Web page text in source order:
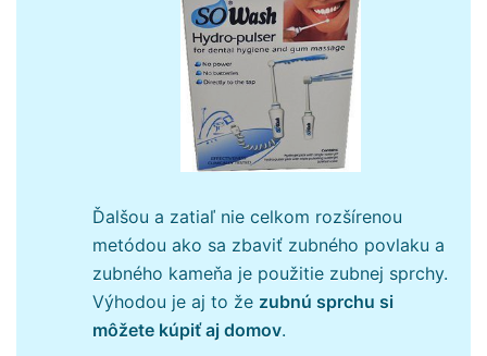
Ďalšou a zatiaľ nie celkom rozšírenou
metódou ako sa zbaviť zubného povlaku a
zubného kameňa je použitie zubnej sprchy.
Výhodou je aj to že zubnú sprchu si
môžete kúpiť aj domov.